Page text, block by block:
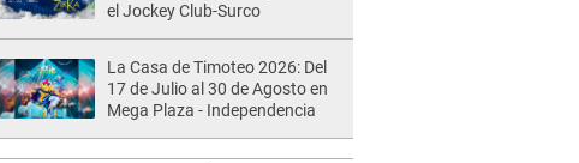
el Jockey Club-Surco
La Casa de Timoteo 2026: Del
17 de Julio al 30 de Agosto en
Mega Plaza - Independencia